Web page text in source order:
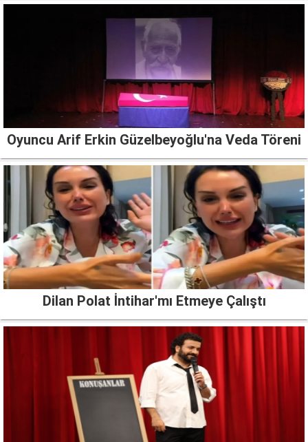
Oyuncu Arif Erkin Güzelbeyoğlu'na Veda Töreni
Dilan Polat İntihar'mı Etmeye Çalıştı